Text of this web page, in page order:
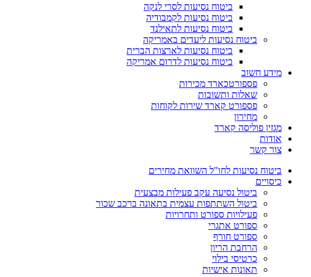
ביטוח נסיעות לסרי לנקה
ביטוח נסיעות לקמבודיה
ביטוח נסיעות לתאילנד
ביטוח נסיעות ליעדים באמריקה
ביטוח נסיעות לארצות הברית
ביטוח נסיעות לדרום אמריקה
מידע חשוב
פספורטכארד מכירות
שאלות ותשובות
פספורט קארד שירות לקוחות
מחירון
מגזין פוליסה קארד
אודות
צור קשר
ביטוח נסיעות לחו"ל השוואת מחירים
כיסויים
ביטול נסיעה עקב פעילות מבצעית
ביטול השתתפות עצמית בתאונה ברכב שכור
פעילויות ספורט ותחרויות
ספורט אתגרי
ספורט חורף
הרחבת הריון
כרטיסי בילוי
תאונות אישיות